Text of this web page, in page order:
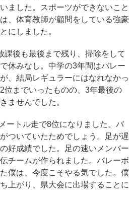
ました。スポーツができないこと
、体育教師が顧問をしている強豪
にしました。
後も最後まで残り、掃除をして
休みなし。中学の3年間はバレー
、結局レギュラーにはなれなかっ
位までいったものの、3年最後の
ませんでした。
ートル走で8位になりました。バ
ついていたためでしょう。足が遅
好成績でした。足の速いメンバー
チームが作られました。バレーボ
僕は、今度こそやる気でした。僕
上がり、県大会に出場することに